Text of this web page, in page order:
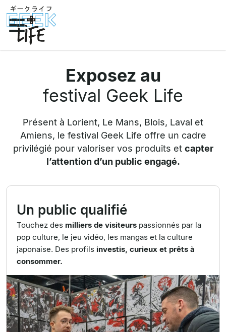
Exposez au
festival Geek Life
Présent à Lorient, Le Mans, Blois, Laval et
Amiens, le festival Geek Life offre un cadre
privilégié pour valoriser vos produits et capter
l’attention d’un public engagé.
Un public qualifié
Touchez des milliers de visiteurs passionnés par la
pop culture, le jeu vidéo, les mangas et la culture
japonaise. Des profils investis, curieux et prêts à
consommer.